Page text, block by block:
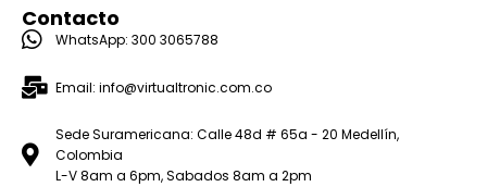
Contacto
WhatsApp: 300 3065788
Email: info@virtualtronic.com.co
Sede Suramericana: Calle 48d # 65a - 20 Medellín,
Colombia
L-V 8am a 6pm, Sabados 8am a 2pm